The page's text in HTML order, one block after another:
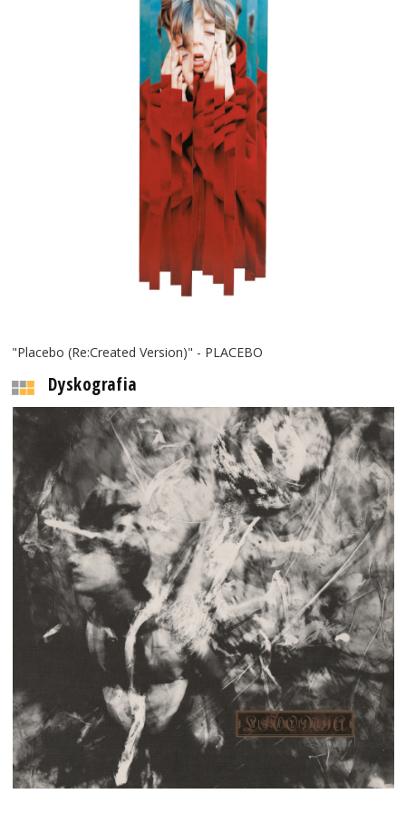
"Placebo (Re:Created Version)" - PLACEBO
Dyskografia